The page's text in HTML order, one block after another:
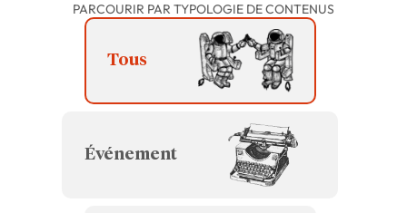
PARCOURIR PAR TYPOLOGIE DE CONTENUS
Tous
Événement